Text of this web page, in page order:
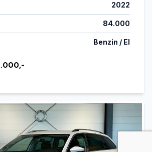
2022
84.000
Benzin / El